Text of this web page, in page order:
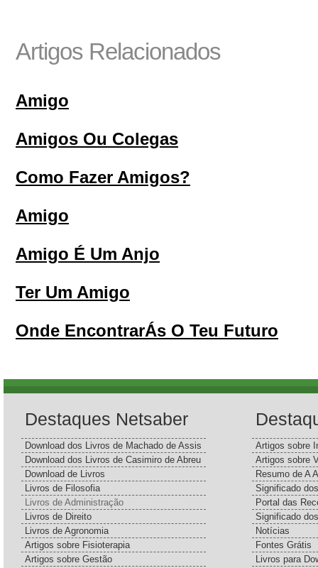
Artigos Relacionados
Amigo
Amigos Ou Colegas
Como Fazer Amigos?
Amigo
Amigo É Um Anjo
Ter Um Amigo
Onde EncontrarÁs O Teu Futuro
Destaques Netsaber
Download dos Livros de Machado de Assis
Download dos Livros de Casimiro de Abreu
Download de Livros
Livros de Filosofia
Livros de Administração
Livros de Direito
Livros de Agronomia
Artigos sobre Fisioterapia
Artigos sobre Gestão
Artigos sobre
Artigos sobre
Resumo de A
Significado
Portal das
Significado
Notícias
Fontes Grátis
Livros para